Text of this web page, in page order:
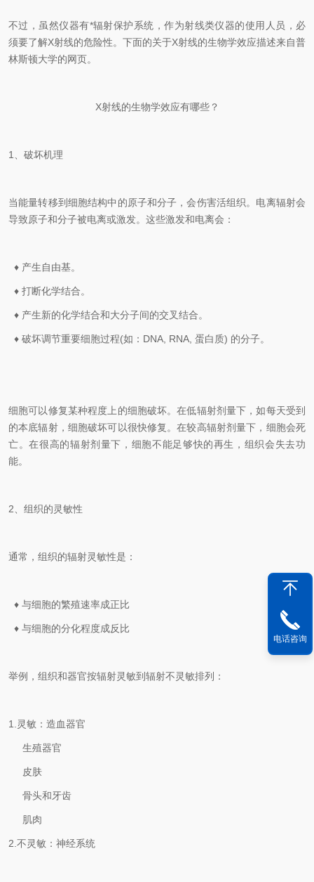
不过，虽然仪器有*辐射保护系统，作为射线类仪器的使用人员，必
须要了解X射线的危险性。下面的关于X射线的生物学效应描述来自普
林斯顿大学的网页。
X射线的生物学效应有哪些？
1、破坏机理
当能量转移到细胞结构中的原子和分子，会伤害活组织。电离辐射会
导致原子和分子被电离或激发。这些激发和电离会：
♦ 产生自由基。
♦ 打断化学结合。
♦ 产生新的化学结合和大分子间的交叉结合。
♦ 破坏调节重要细胞过程(如：DNA, RNA, 蛋白质) 的分子。
细胞可以修复某种程度上的细胞破坏。在低辐射剂量下，如每天受到
的本底辐射，细胞破坏可以很快修复。在较高辐射剂量下，细胞会死
亡。在很高的辐射剂量下，细胞不能足够快的再生，组织会失去功
能。
2、组织的灵敏性
通常，组织的辐射灵敏性是：
♦ 与细胞的繁殖速率成正比
♦ 与细胞的分化程度成反比
举例，组织和器官按辐射灵敏到辐射不灵敏排列：
1.灵敏：造血器官
生殖器官
皮肤
骨头和牙齿
肌肉
2.不灵敏：神经系统
电话咨询